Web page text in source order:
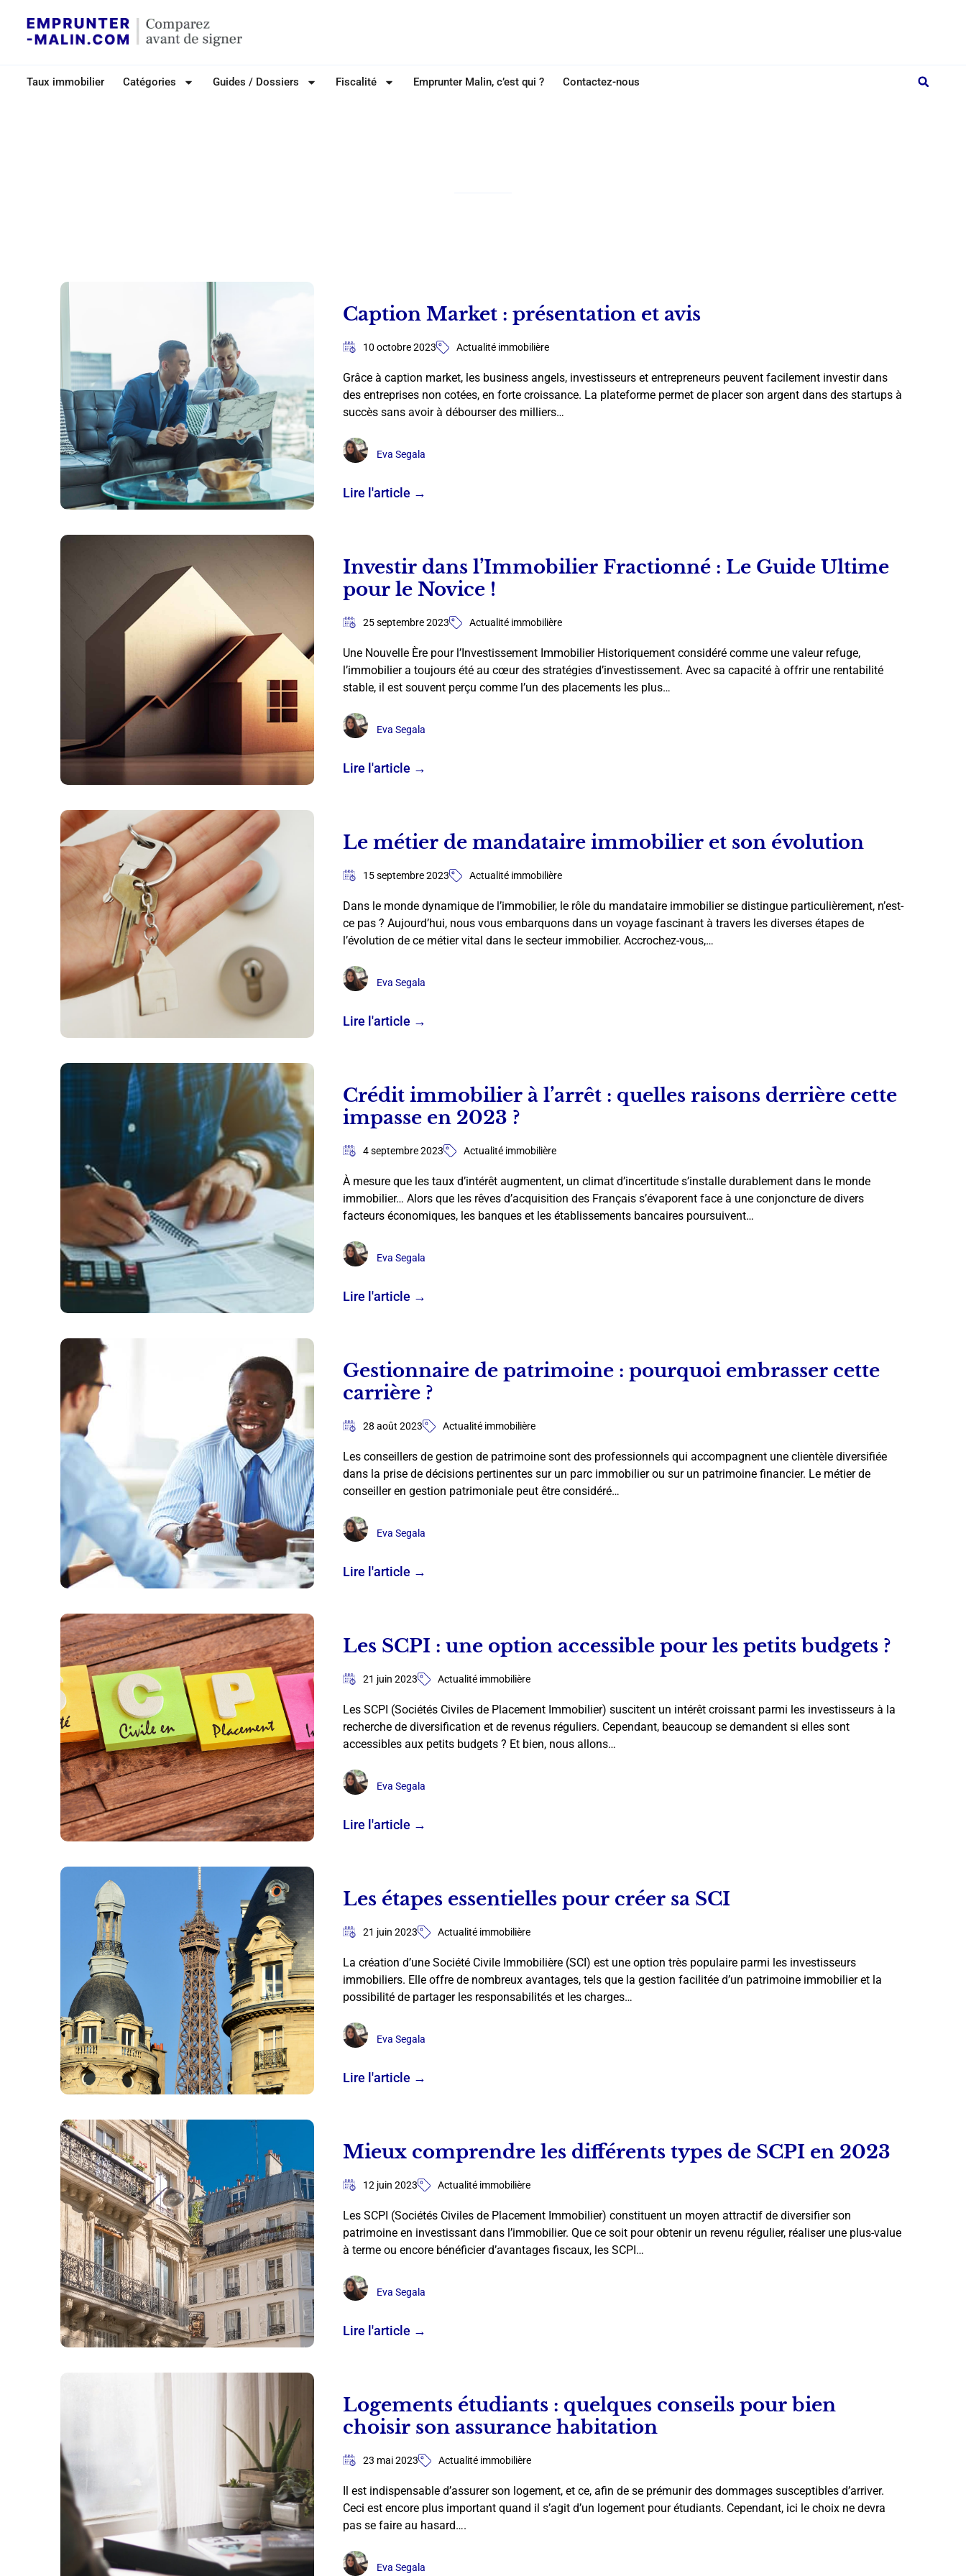
Taux immobilier Catégories Guides / Dossiers Fiscalité Emprunter Malin, c’est qui ? Contactez-nous
Caption Market : présentation et avis
10 octobre 2023 Actualité immobilière
Grâce à caption market, les business angels, investisseurs et entrepreneurs peuvent facilement investir dans
des entreprises non cotées, en forte croissance. La plateforme permet de placer son argent dans des startups à
succès sans avoir à débourser des milliers…
Eva Segala
Lire l'article →
Investir dans l’Immobilier Fractionné : Le Guide Ultime
pour le Novice !
25 septembre 2023 Actualité immobilière
Une Nouvelle Ère pour l’Investissement Immobilier Historiquement considéré comme une valeur refuge,
l’immobilier a toujours été au cœur des stratégies d’investissement. Avec sa capacité à offrir une rentabilité
stable, il est souvent perçu comme l’un des placements les plus…
Eva Segala
Lire l'article →
Le métier de mandataire immobilier et son évolution
15 septembre 2023 Actualité immobilière
Dans le monde dynamique de l’immobilier, le rôle du mandataire immobilier se distingue particulièrement, n’est-
ce pas ? Aujourd’hui, nous vous embarquons dans un voyage fascinant à travers les diverses étapes de
l’évolution de ce métier vital dans le secteur immobilier. Accrochez-vous,…
Eva Segala
Lire l'article →
Crédit immobilier à l’arrêt : quelles raisons derrière cette
impasse en 2023 ?
4 septembre 2023 Actualité immobilière
À mesure que les taux d’intérêt augmentent, un climat d’incertitude s’installe durablement dans le monde
immobilier… Alors que les rêves d’acquisition des Français s’évaporent face à une conjoncture de divers
facteurs économiques, les banques et les établissements bancaires poursuivent…
Eva Segala
Lire l'article →
Gestionnaire de patrimoine : pourquoi embrasser cette
carrière ?
28 août 2023 Actualité immobilière
Les conseillers de gestion de patrimoine sont des professionnels qui accompagnent une clientèle diversifiée
dans la prise de décisions pertinentes sur un parc immobilier ou sur un patrimoine financier. Le métier de
conseiller en gestion patrimoniale peut être considéré…
Eva Segala
Lire l'article →
Les SCPI : une option accessible pour les petits budgets ?
21 juin 2023 Actualité immobilière
Les SCPI (Sociétés Civiles de Placement Immobilier) suscitent un intérêt croissant parmi les investisseurs à la
recherche de diversification et de revenus réguliers. Cependant, beaucoup se demandent si elles sont
accessibles aux petits budgets ? Et bien, nous allons…
Eva Segala
Lire l'article →
Les étapes essentielles pour créer sa SCI
21 juin 2023 Actualité immobilière
La création d’une Société Civile Immobilière (SCI) est une option très populaire parmi les investisseurs
immobiliers. Elle offre de nombreux avantages, tels que la gestion facilitée d’un patrimoine immobilier et la
possibilité de partager les responsabilités et les charges…
Eva Segala
Lire l'article →
Mieux comprendre les différents types de SCPI en 2023
12 juin 2023 Actualité immobilière
Les SCPI (Sociétés Civiles de Placement Immobilier) constituent un moyen attractif de diversifier son
patrimoine en investissant dans l’immobilier. Que ce soit pour obtenir un revenu régulier, réaliser une plus-value
à terme ou encore bénéficier d’avantages fiscaux, les SCPI…
Eva Segala
Lire l'article →
Logements étudiants : quelques conseils pour bien
choisir son assurance habitation
23 mai 2023 Actualité immobilière
Il est indispensable d’assurer son logement, et ce, afin de se prémunir des dommages susceptibles d’arriver.
Ceci est encore plus important quand il s’agit d’un logement pour étudiants. Cependant, ici le choix ne devra
pas se faire au hasard….
Eva Segala